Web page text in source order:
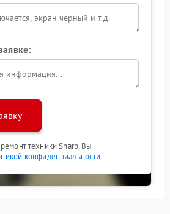
техники Sharp, Вы
конфиденциальности